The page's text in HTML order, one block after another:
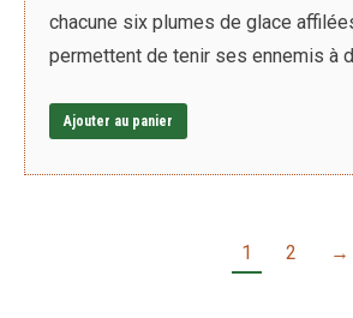
chacune six plumes de glace
permettent de tenir ses ennemis à
Ajouter au panier
1 2 →